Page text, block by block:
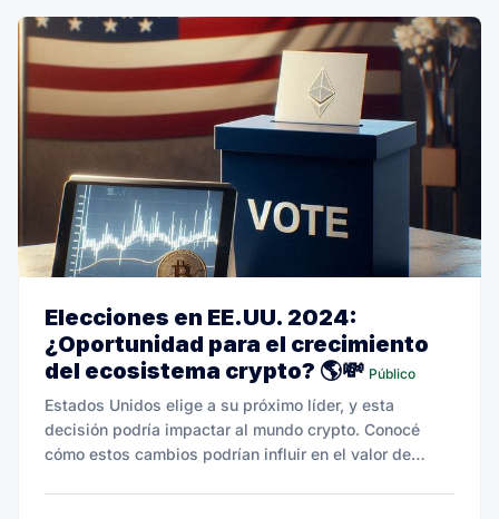
Elecciones en EE.UU. 2024:
¿Oportunidad para el crecimiento
del ecosistema crypto? 🌎💸 Público
Estados Unidos elige a su próximo líder, y esta
decisión podría impactar al mundo crypto. Conocé
cómo estos cambios podrían influir en el valor de